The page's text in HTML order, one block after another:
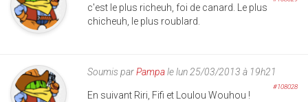
c'est le plus richeuh, foi de canard. Le plus
chicheuh, le plus roublard.
Soumis parPampale lun 25/03/2013 à 19h21
#108028
En suivant Riri, Fifi et Loulou Wouhou !